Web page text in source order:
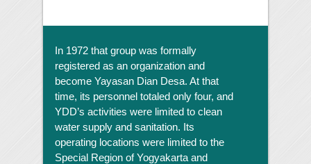
In 1972 that group was formally
registered as an organization and
become Yayasan Dian Desa. At that
time, its personnel totaled only four, and
YDD’s activities were limited to clean
water supply and sanitation. Its
operating locations were limited to the
Special Region of Yogyakarta and